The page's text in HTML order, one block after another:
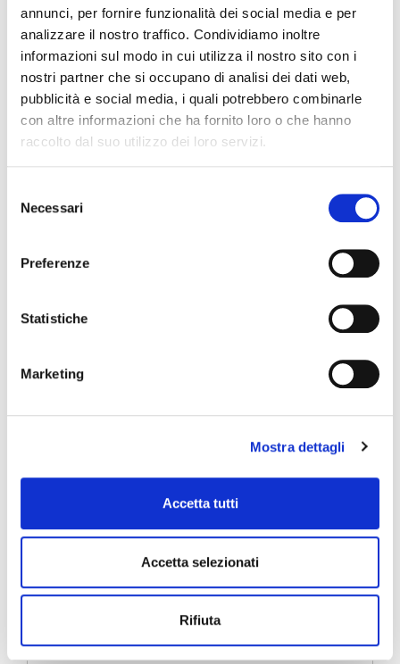
annunci, per fornire funzionalità dei social media e per
analizzare il nostro traffico. Condividiamo inoltre
informazioni sul modo in cui utilizza il nostro sito con i
nostri partner che si occupano di analisi dei dati web,
pubblicità e social media, i quali potrebbero combinarle
con altre informazioni che ha fornito loro o che hanno
raccolto dal suo utilizzo dei loro servizi.
delNecessari
Preferenze
Statistiche
Marketing
Mostra dettagli
Accetta tutti
Accetta selezionati
Rifiuta
STAGIONE TERMALE 2026
IL TUO RECUPERO
MOTORIO
Inserisci i tuoi dati sarai
Email *